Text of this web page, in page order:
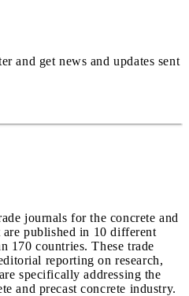
and get news and updates sent
journals for the concrete and
published in 10 different
170 countries. These trade
reporting on research,
specifically addressing the
and precast concrete industry.